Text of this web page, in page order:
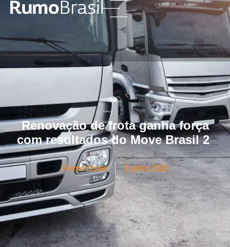
Renovação de frota ganha força
com resultados do Move Brasil 2
Rumo Brasil 3 julho 2026